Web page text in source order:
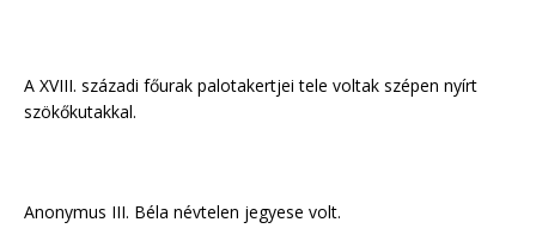
A XVIII. századi főurak palotakertjei tele voltak szépen nyírt
szökőkutakkal.
Anonymus III. Béla névtelen jegyese volt.